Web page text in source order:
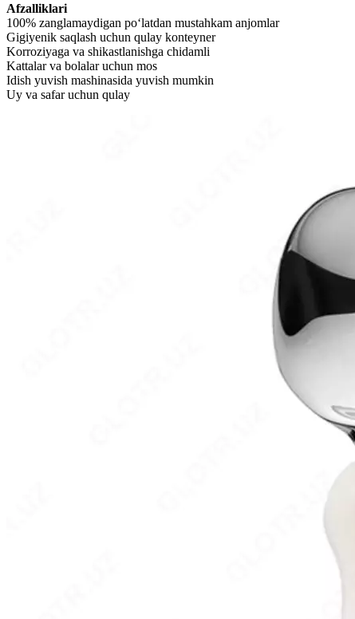
Afzalliklari
100% zanglamaydigan po‘latdan mustahkam anjomlar
Gigiyenik saqlash uchun qulay konteyner
Korroziyaga va shikastlanishga chidamli
Kattalar va bolalar uchun mos
Idish yuvish mashinasida yuvish mumkin
Uy va safar uchun qulay